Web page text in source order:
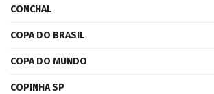
CONCHAL
COPA DO BRASIL
COPA DO MUNDO
COPINHA SP